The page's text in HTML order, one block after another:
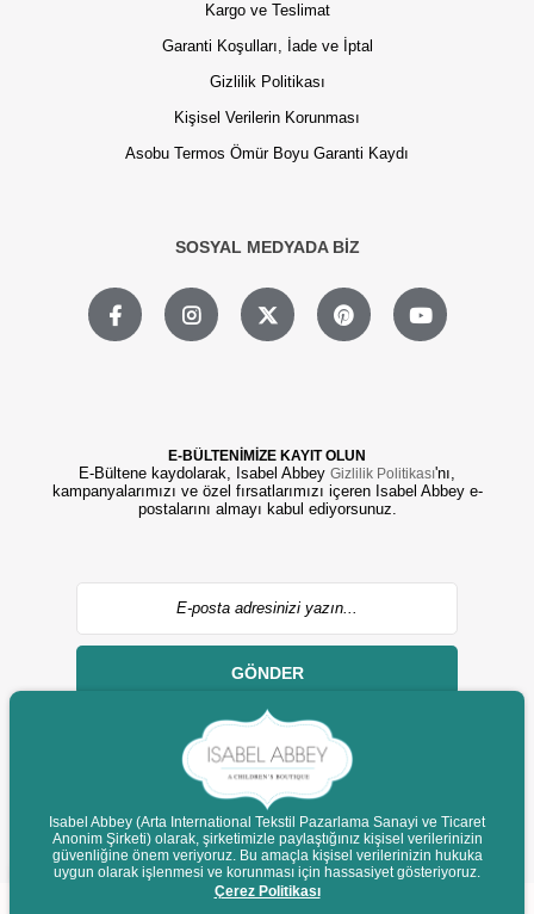
Kargo ve Teslimat
Garanti Koşulları, İade ve İptal
Gizlilik Politikası
Kişisel Verilerin Korunması
Asobu Termos Ömür Boyu Garanti Kaydı
SOSYAL MEDYADA BİZ
E-BÜLTENİMİZE KAYIT OLUN
E-Bültene kaydolarak, Isabel Abbey Gizlilik Politikası'nı,
kampanyalarımızı ve özel fırsatlarımızı içeren Isabel Abbey e-
postalarını almayı kabul ediyorsunuz.
GÖNDER
© 2022 isabelabbey.com - Tüm Hakları Saklıdır.
Destek
Isabel Abbey (Arta International Tekstil Pazarlama Sanayi ve Ticaret
Anonim Şirketi) olarak, şirketimizle paylaştığınız kişisel verilerinizin
güvenliğine önem veriyoruz. Bu amaçla kişisel verilerinizin hukuka
uygun olarak işlenmesi ve korunması için hassasiyet gösteriyoruz.
Çerez Politikası